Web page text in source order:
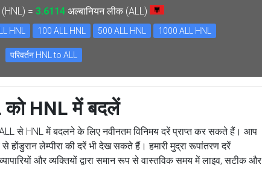
(HNL) = 3.6114अल्बानियन लीक (ALL)
HNL 100 ALL HNL 500 ALL HNL 1000 ALL HNL
परिवर्तन HNL to ALL
को HNL में बदलें
ALL से HNL में बदलने के लिए नवीनतम विनिमय दरें प्राप्त कर सकते हैं। आप
होंडुरान लेम्पीरा की दरें भी देख सकते हैं। हमारी मुद्रा रूपांतरण दरें
और व्यक्तियों द्वारा समान रूप से वास्तविक समय में लाइव, सटीक और